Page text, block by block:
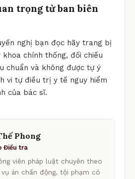
trọng từ ban biên
nghị bạn đọc hãy trang bị
chính thống, đối chiếu
chuẩn và không được tự ý
vi tự điều trị y tế nguy hiểm
của bác sĩ.
Phong
Điều tra
viên pháp luật chuyên theo
án chấn động, tội phạm có